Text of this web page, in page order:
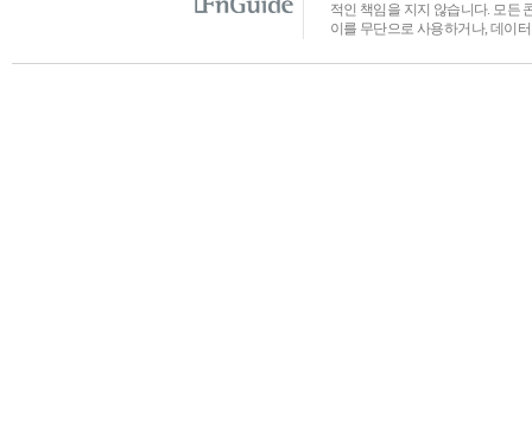
적인 책임을 지지 않습니다. 모든
이를 무단으로 사용하거나, 데이